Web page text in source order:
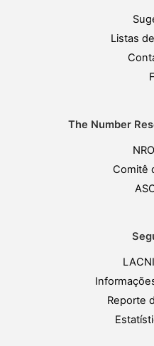
Listas
The Number
Comitê
Reporte